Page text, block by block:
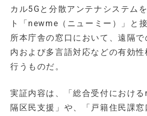
カル5Gと分散アンテナシステム
ト「newme（ニューミー）」と
所本庁舎の窓口において、遠隔
内および多言語対応などの有効
行うものだ。
実証内容は、「総合受付におけ
隔区民支援」や、「戸籍住民課